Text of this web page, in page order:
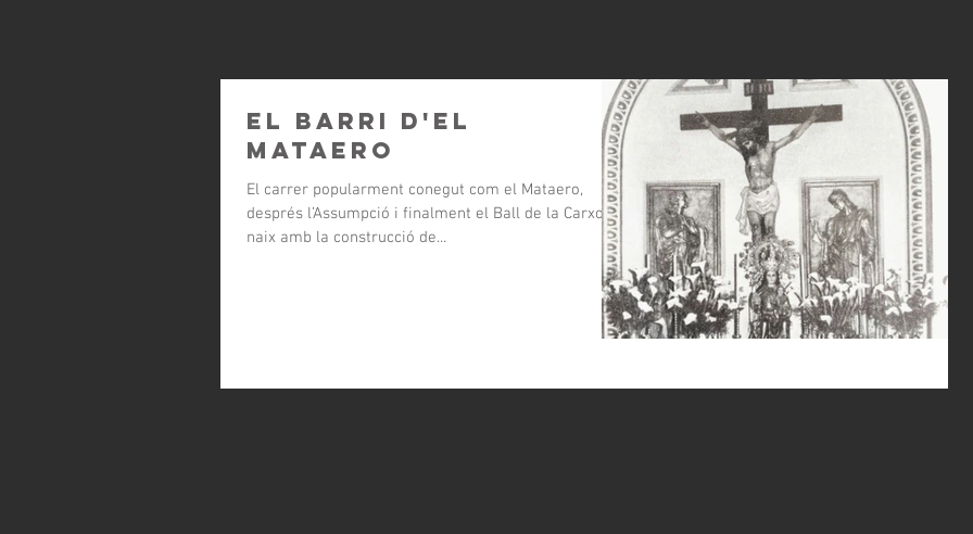
El barri d'el
Mataero
El carrer popularment conegut com el Mataero,
després l’Assumpció i finalment el Ball de la Carxofa,
naix amb la construcció de...